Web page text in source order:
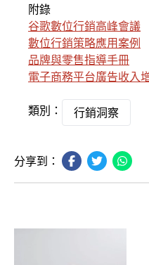
附錄
谷歌數位行銷高峰會議
數位行銷策略應用案例
品牌與零售指導手冊
電子商務平台廣告收入
類別： 行銷洞察
分享到：